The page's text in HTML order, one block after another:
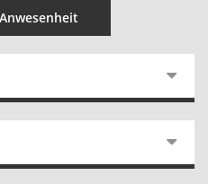
Anwesenheit